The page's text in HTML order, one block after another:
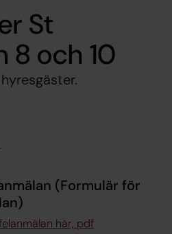
St
8 och 10
(Formulär för
här, pdf